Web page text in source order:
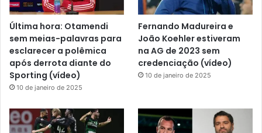
Última hora: Otamendi
sem meias-palavras para
esclarecer a polêmica
após derrota diante do
Sporting (vídeo)
10 de janeiro de 2025
Fernando Madureira e
João Koehler estiveram
na AG de 2023 sem
credenciação (vídeo)
10 de janeiro de 2025